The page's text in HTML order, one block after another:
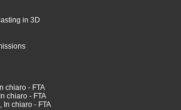
in 3D
chiaro - FTA
chiaro - FTA
In chiaro - FTA